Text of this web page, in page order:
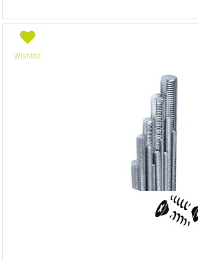
Wishlist